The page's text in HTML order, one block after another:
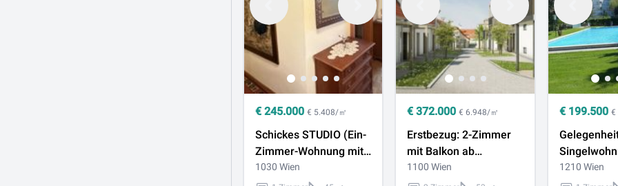
€ 245.000 € 5.408/㎡
Schickes STUDIO (Ein-
Zimmer-Wohnung mit
Schlafnische und
1030 Wien
€372.000 € 6.948/㎡
Erstbezug: 2-Zimmer
mit Balkon ab
voraussichtlich 2026
1100 Wien
€ 199.500 €
(Anlage mit
1210 Wien